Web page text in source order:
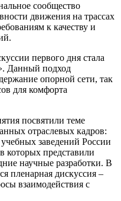
сообщество
движения на трассах
к качеству и
первого дня стала
Данный подход
опорной сети, так
для комфорта
посвятили теме
отраслевых кадров:
заведений России
которых представили
научные разработки. В
пленарная дискуссия –
взаимодействия с